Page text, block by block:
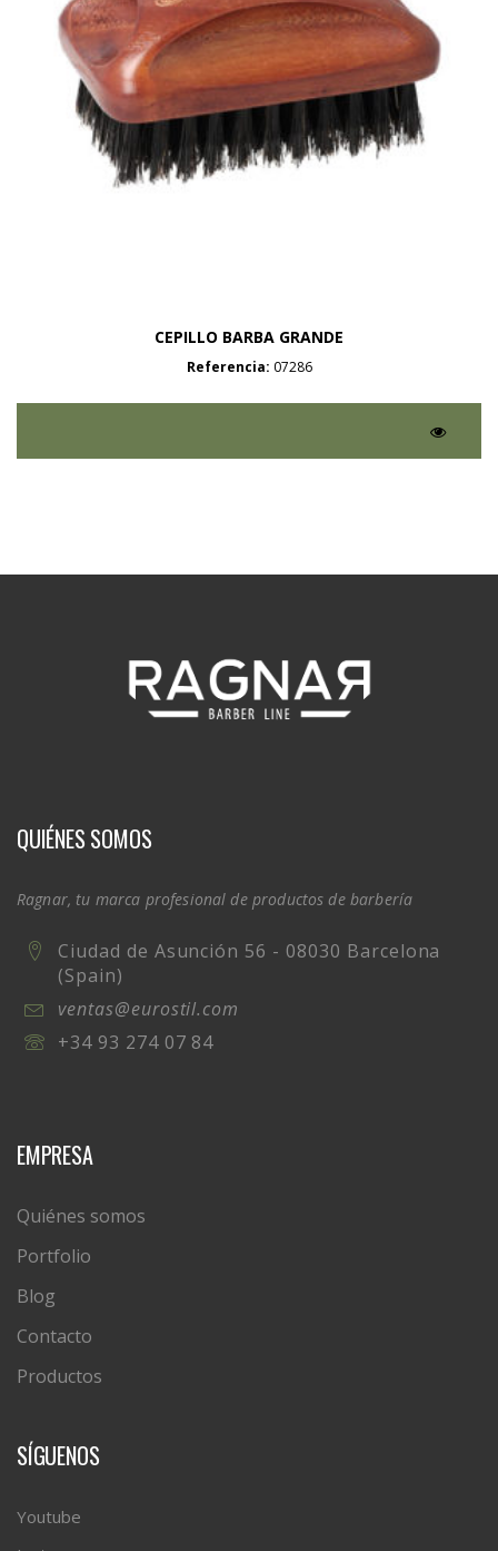
CEPILLO BARBA GRANDE
Referencia: 07286
QUIÉNES SOMOS
Ragnar, tu marca profesional de productos de barbería
Ciudad de Asunción 56 - 08030 Barcelona
(Spain)
ventas@eurostil.com
+34 93 274 07 84
EMPRESA
Quiénes somos
Portfolio
Blog
Contacto
Productos
SÍGUENOS
Youtube